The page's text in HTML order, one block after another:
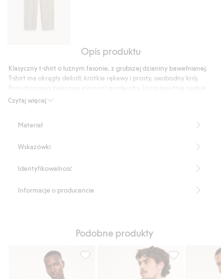
mieszanki
o
kroju
Opis produktu
Czytaj więcej
Klasyczny t-shirt o luźnym fasonie, z grubszej dzianiny bawełnianej.
T-shirt ma okrągły dekolt, krótkie rękawy i prosty, swobodny krój.
się do noszenia przez cały rok.
Krótkie rękawy
Długość: 73 cm w rozmiarze M
Materiał
Wskazówki
Identyfikowalność
Informacje o producencie
Podobne produkty
Luźny t-shirt z bawełny, Dodaj do listy
Klasyczny t-